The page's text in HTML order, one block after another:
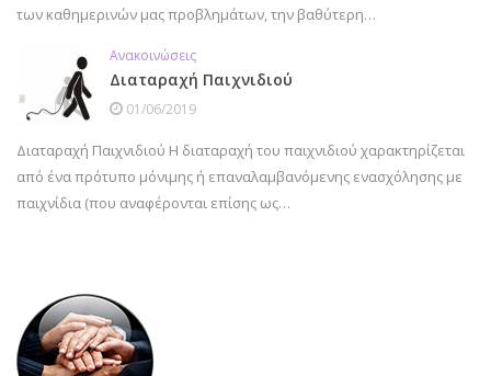
των καθημερινών μας προβλημάτων, την βαθύτερη…
Ανακοινώσεις
Διαταραχή Παιχνιδιού
01/06/2019
Διαταραχή Παιχνιδιού Η διαταραχή του παιχνιδιού χαρακτηρίζεται
από ένα πρότυπο μόνιμης ή επαναλαμβανόμενης ενασχόλησης με
παιχνίδια (που αναφέρονται επίσης ως…